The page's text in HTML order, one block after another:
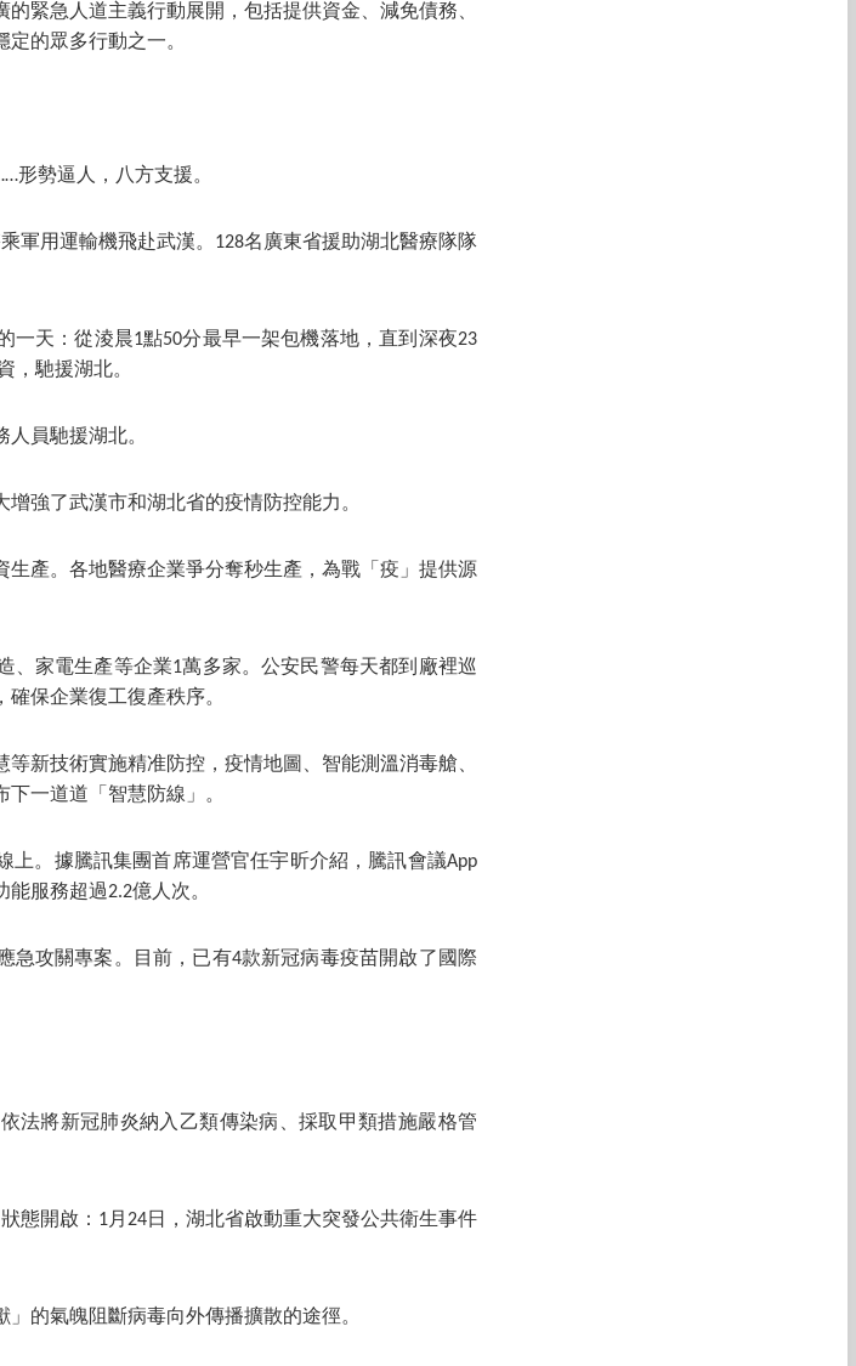
緊急人道主義行動展開，包括提供資金、減免債務、
的眾多行動之一。
形勢逼人，八方支援。
軍用運輸機飛赴武漢。128名廣東省援助湖北醫療隊隊
一天：從淩晨1點50分最早一架包機落地，直到深夜23
，馳援湖北。
員馳援湖北。
強了武漢市和湖北省的疫情防控能力。
產。各地醫療企業爭分奪秒生產，為戰「疫」提供源
、家電生產等企業1萬多家。公安民警每天都到廠裡巡
保企業復工復產秩序。
新技術實施精准防控，疫情地圖、智能測溫消毒艙、
一道道「智慧防線」。
。據騰訊集團首席運營官任宇昕介紹，騰訊會議App
服務超過2.2億人次。
急攻關專案。目前，已有4款新冠病毒疫苗開啟了國際
法將新冠肺炎納入乙類傳染病、採取甲類措施嚴格管
態開啟：1月24日，湖北省啟動重大突發公共衛生事件
的氣魄阻斷病毒向外傳播擴散的途徑。